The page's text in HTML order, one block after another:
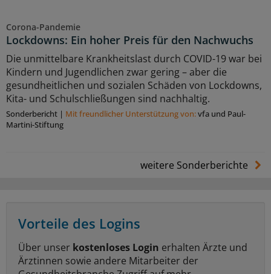
Corona-Pandemie
Lockdowns: Ein hoher Preis für den Nachwuchs
Die unmittelbare Krankheitslast durch COVID-19 war bei
Kindern und Jugendlichen zwar gering – aber die
gesundheitlichen und sozialen Schäden von Lockdowns,
Kita- und Schulschließungen sind nachhaltig.
Sonderbericht | Mit freundlicher Unterstützung von:vfa und Paul-
Martini-Stiftung
weitere Sonderberichte
Vorteile des Logins
Über unser kostenloses Login erhalten Ärzte und
Ärztinnen sowie andere Mitarbeiter der